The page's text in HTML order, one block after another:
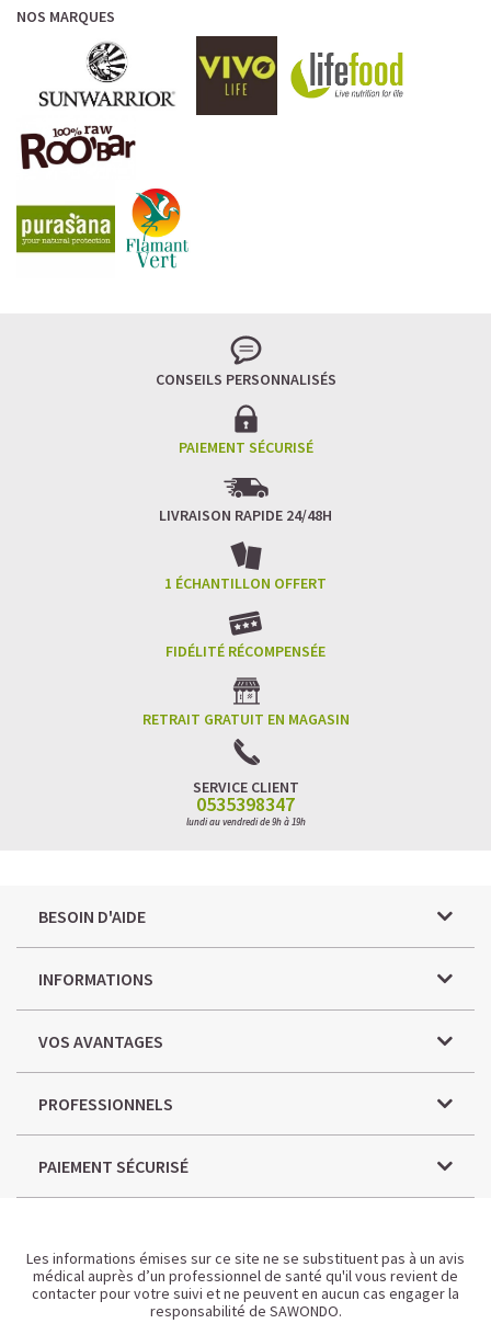
NOS MARQUES
CONSEILS PERSONNALISÉS
PAIEMENT SÉCURISÉ
LIVRAISON RAPIDE 24/48H
1 ÉCHANTILLON OFFERT
FIDÉLITÉ RÉCOMPENSÉE
RETRAIT GRATUIT EN MAGASIN
SERVICE CLIENT
0535398347
lundi au vendredi de 9h à 19h
BESOIN D'AIDE
INFORMATIONS
VOS AVANTAGES
PROFESSIONNELS
PAIEMENT SÉCURISÉ
Les informations émises sur ce site ne se substituent pas à un avis
médical auprès d’un professionnel de santé qu'il vous revient de
contacter pour votre suivi et ne peuvent en aucun cas engager la
responsabilité de SAWONDO.